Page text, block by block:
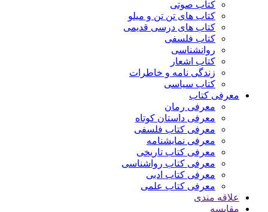
کتاب صوتی
کتاب های تن تن و میلو
کتاب های درسی قدیمی
کتاب فلسفی
روانشناسی
کتاب اشعار
زندگی نامه و خاطرات
کتاب سیاسی
معرفی کتاب
معرفی رمان
معرفی داستان کوتاه
معرفی کتاب فلسفی
معرفی نمایشنامه
معرفی کتاب تاریخی
معرفی کتاب رواشناسی
معرفی کتاب ادبی
معرفی کتاب علمی
علاقه مندی
مقایسه